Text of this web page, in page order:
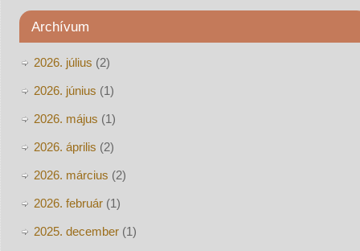
Archívum
2026. július (2)
2026. június (1)
2026. május (1)
2026. április (2)
2026. március (2)
2026. február(1)
2025. december(1)